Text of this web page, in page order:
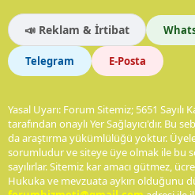
📣 Reklam & İrtibat
Telegram E-Posta
Yasal Uyarı: Forum Sitemiz; 5651 Sayılı
tarafından onaylı Yer Sağlayıcı'dır. Bu
da araştırma yükümlülüğü yoktur.
sorumludur ve siteye üye olmak ile bu
sayılırlar. Sitemiz kar amacı gütmez,
Hukuka ve mevzuata aykırı olduğunu